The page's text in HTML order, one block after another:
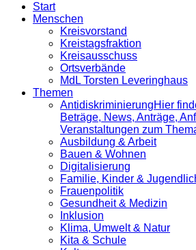
Start
Menschen
Kreisvorstand
Kreistagsfraktion
Kreisausschuss
Ortsverbände
MdL Torsten Leveringhaus
Themen
Antidiskrimi­nierungHier
Beträge, News, Anträge,
Veranstaltungen zum
Ausbildung & Arbeit
Bauen & Wohnen
Digitalisierung
Familie, Kinder &
Frauenpolitik
Gesundheit & Medizin
Inklusion
Klima, Umwelt & Natur
Kita & Schule